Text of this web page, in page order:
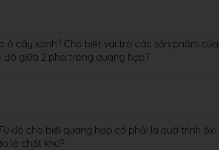
cây xanh? Cho biết vai trò các sản phẩm của
giữa 2 pha trong quang hợp?
đó cho biêĩ quang hợp có phải là quá trình ôxi
là chất khử?